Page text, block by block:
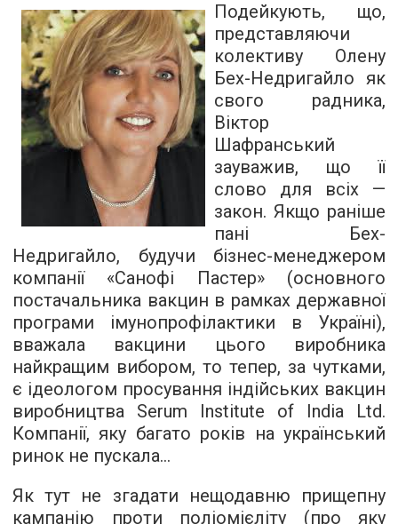
Подейкують, що,
представляючи
колективу Олену
Бех-Недригайло як
свого радника,
Віктор
Шафранський
зауважив, що її
слово для всіх —
закон. Якщо раніше
пані Бех-
Недригайло, будучи бізнес-менеджером
компанії «Санофі Пастер» (основного
постачальника вакцин в рамках державної
програми імунопрофілактики в Україні),
вважала вакцини цього виробника
найкращим вибором, то тепер, за чутками,
є ідеологом просування індійських вакцин
виробництва Serum Institute of India Ltd.
Компанії, яку багато років на український
ринок не пускала...
Як тут не згадати нещодавню прищепну
кампанію проти поліомієліту (про яку